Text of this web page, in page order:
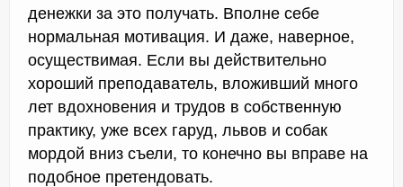
денежки за это получать. Вполне себе
нормальная мотивация. И даже, наверное,
осуществимая. Если вы действительно
хороший преподаватель, вложивший много
лет вдохновения и трудов в собственную
практику, уже всех гаруд, львов и собак
мордой вниз съели, то конечно вы вправе на
подобное претендовать.